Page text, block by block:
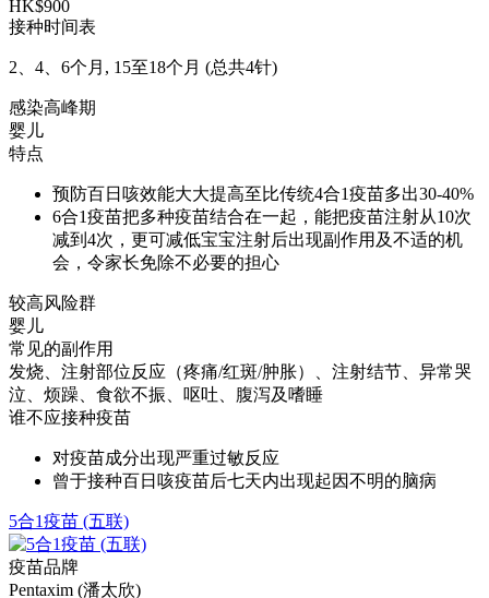
HK$900
接种时间表
2、4、6个月, 15至18个月 (总共4针)
感染高峰期
婴儿
特点
预防百日咳效能大大提高至比传统4合1疫苗多出30-40%
6合1疫苗把多种疫苗结合在一起，能把疫苗注射从10次
减到4次，更可减低宝宝注射后出现副作用及不适的机
会，令家长免除不必要的担心
较高风险群
婴儿
常见的副作用
发烧、注射部位反应（疼痛/红斑/肿胀）、注射结节、异常哭
泣、烦躁、食欲不振、呕吐、腹泻及嗜睡
谁不应接种疫苗
对疫苗成分出现严重过敏反应
曾于接种百日咳疫苗后七天内出现起因不明的脑病
5合1疫苗 (五联)
疫苗品牌
Pentaxim (潘太欣)